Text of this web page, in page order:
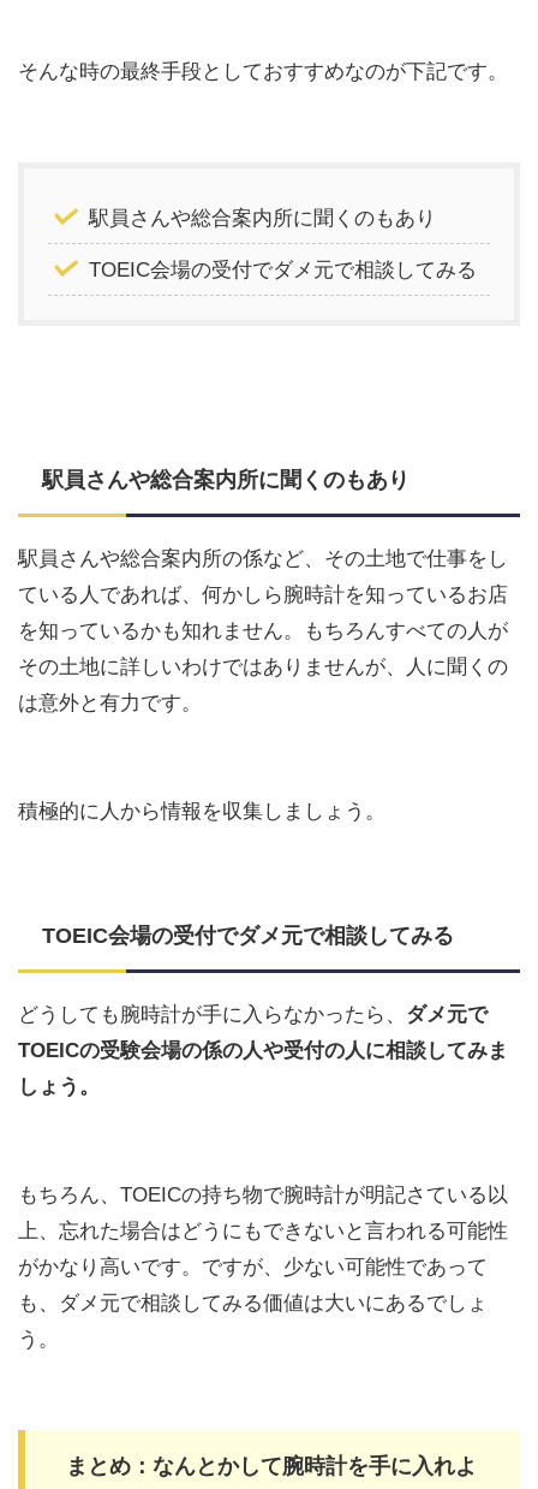
そんな時の最終手段としておすすめなのが下記です。
駅員さんや総合案内所に聞くのもあり
TOEIC会場の受付でダメ元で相談してみる
駅員さんや総合案内所に聞くのもあり
駅員さんや総合案内所の係など、その土地で仕事をし
ている人であれば、何かしら腕時計を知っているお店
を知っているかも知れません。もちろんすべての人が
その土地に詳しいわけではありませんが、人に聞くの
は意外と有力です。
積極的に人から情報を収集しましょう。
TOEIC会場の受付でダメ元で相談してみる
どうしても腕時計が手に入らなかったら、 ダメ元で
TOEICの受験会場の係の人や受付の人に相談してみま
しょう。
もちろん、TOEICの持ち物で腕時計が明記さている以
上、忘れた場合はどうにもできないと言われる可能性
がかなり高いです。ですが、少ない可能性であって
も、ダメ元で相談してみる価値は大いにあるでしょ
う。
まとめ：なんとかして腕時計を手に入れよ